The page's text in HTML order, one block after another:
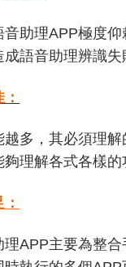
音助理APP極度
語音助理辨識失
越多，其必須理
理解各式各樣的
理APP主要為整